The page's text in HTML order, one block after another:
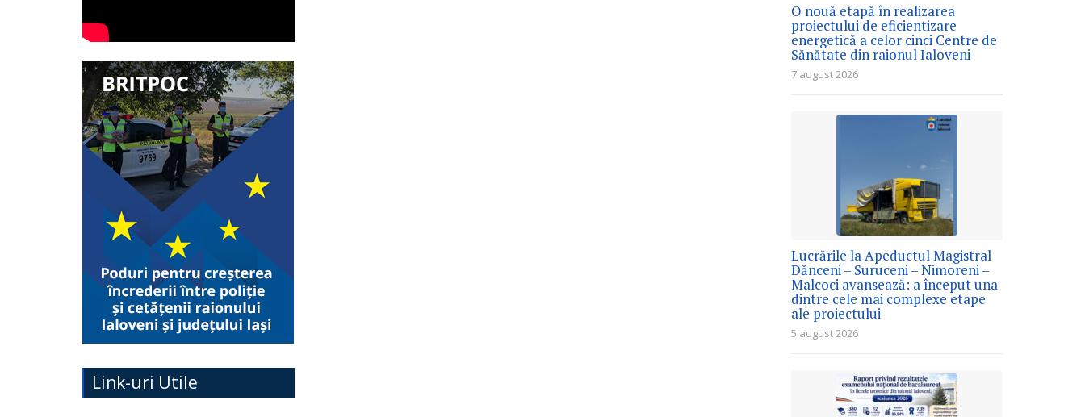
Link-uri Utile
O nouă etapă în realizarea
proiectului de eficientizare
energetică a celor cinci Centre de
Sănătate din raionul Ialoveni
7 august 2026
Lucrările la Apeductul Magistral
Dănceni – Suruceni – Nimoreni –
Malcoci avansează: a început una
dintre cele mai complexe etape
ale proiectului
5 august 2026